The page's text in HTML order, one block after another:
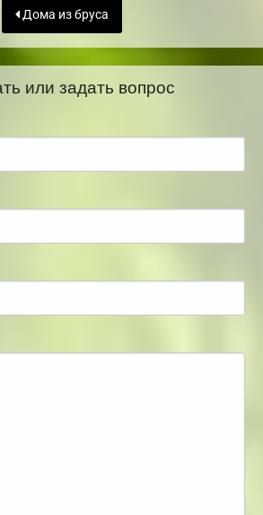
Дома из бруса
или задать вопрос